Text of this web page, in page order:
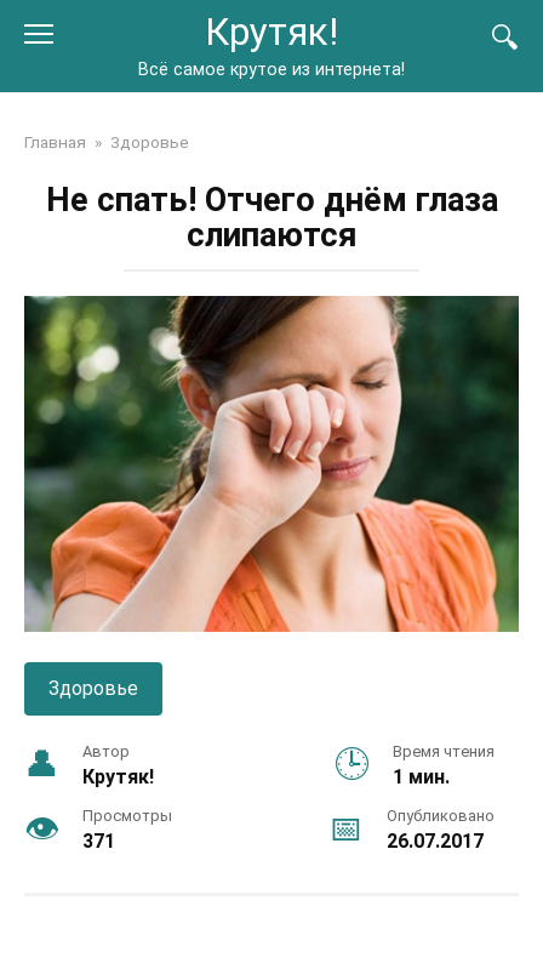
Крутяк!
Всё самое крутое из интернета!
Главная » Здоровье
Не спать! Отчего днём глаза
слипаются
Здоровье
Автор
Крутяк!
Время чтения
1 мин.
Просмотры
371
Опубликовано
26.07.2017